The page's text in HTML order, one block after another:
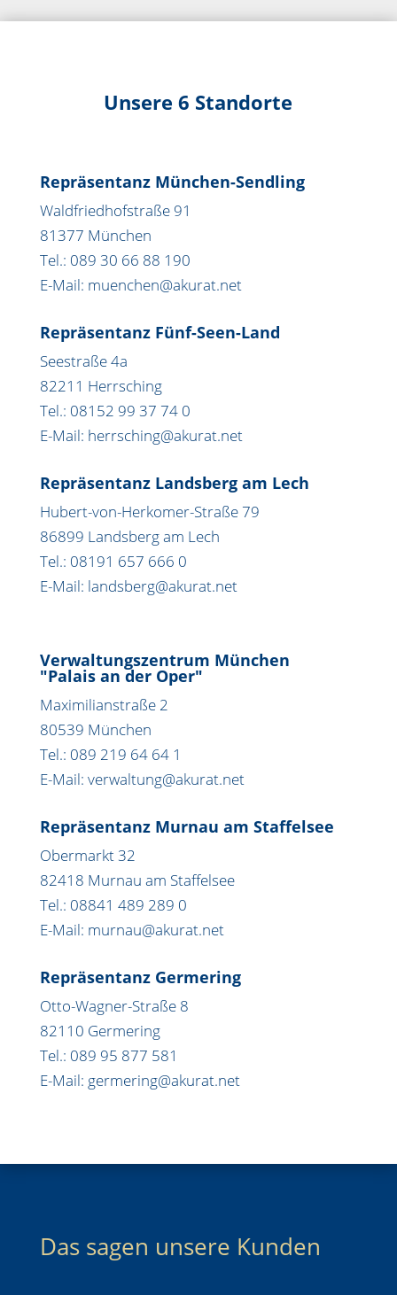
Unsere 6 Standorte
Repräsentanz München-Sendling
Waldfriedhofstraße 91
81377 München
Tel.: 089 30 66 88 190
E-Mail: muenchen@akurat.net
Repräsentanz Fünf-Seen-Land
Seestraße 4a
82211 Herrsching
Tel.: 08152 99 37 74 0
E-Mail: herrsching@akurat.net
Repräsentanz Landsberg am Lech
Hubert-von-Herkomer-Straße 79
86899 Landsberg am Lech
Tel.: 08191 657 666 0
E-Mail: landsberg@akurat.net
Verwaltungszentrum München
"Palais an der Oper"
Maximilianstraße 2
80539 München
Tel.: 089 219 64 64 1
E-Mail: verwaltung@akurat.net
Repräsentanz Murnau am Staffelsee
Obermarkt 32
82418 Murnau am Staffelsee
Tel.: 08841 489 289 0
E-Mail: murnau@akurat.net
Repräsentanz Germering
Otto-Wagner-Straße 8
82110 Germering
Tel.: 089 95 877 581
E-Mail: germering@akurat.net
Das sagen unsere Kunden